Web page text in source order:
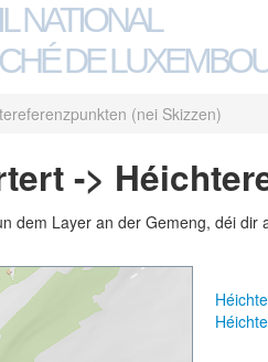
NATIONAL
DE
(nei Skizzen)
->
dem Layer an der Gemeng, déi